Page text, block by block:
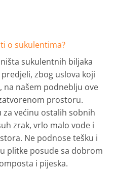
o sukulentima?
sukulentnih biljaka
zbog uslova koji
na našem podneblju ove
prostoru.
većinu ostalih sobnih
zrak, vrlo malo vode i
Ne podnose tešku i
plitke posude sa dobrom
i pijeska.